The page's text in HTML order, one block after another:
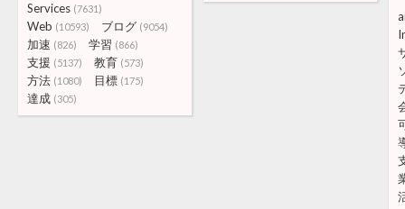
Services (7631)
Web (10593) ブログ (9054)
加速 (826) 学習 (866)
支援 (5137) 教育 (573)
方法 (1080) 目標 (175)
達成 (305)